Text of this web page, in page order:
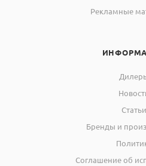
Рекламные
Статьи
Бренды и
Соглашение об